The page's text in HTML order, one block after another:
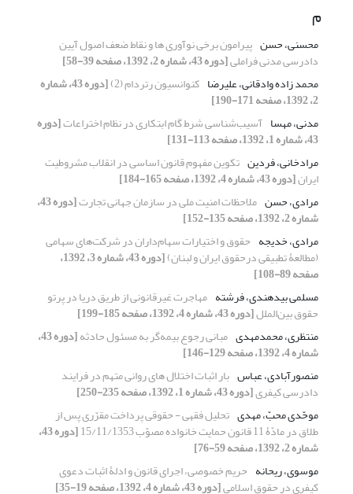
م
محسنی، حسن پیرامون برخی نوآوری ها و نقاط ضعف اصول آیین
دادرسی مدنی فراملی[دوره 43، شماره 2، 1392، صفحه 39-58]
محمد زاده وادقانی، علیرضا کنوانسیون رتردام (2) [دوره 43، شماره
2، 1392، صفحه 171-190]
مدنی، مهسا آسیب‌شناسی شرط گام ابتکاری در نظام اختراعات[دوره
43، شماره 1، 1392، صفحه 113-131]
مرادخانی، فردین تکوین مفهوم قانون اساسی در انقلاب مشروطیت
ایران[دوره 43، شماره 4، 1392، صفحه 165-184]
مرادی، حسن ملاحظات امنیت ملی در سازمان جهانی تجارت [دوره 43،
شماره 2، 1392، صفحه 135-152]
مرادی، خدیجه حقوق و اختیارات سهام‌داران در شرکت‌های سهامی
(مطالعۀ تطبیقی درحقوق ایران و لبنان) [دوره 43، شماره 3، 1392،
صفحه 89-108]
مسلمی بیدهندی، فرشته مهاجرت غیرقانونی از طریق دریا در پرتو
حقوق بین‌الملل[دوره 43، شماره 4، 1392، صفحه 185-199]
منتظری، محمدمهدی مبانی رجوع بیمه‌گر به مسئول حادثه [دوره 43،
شماره 4، 1392، صفحه 129-146]
منصورآبادی، عباس بار اثبات اختلال های روانی متهم در فرایند
دادرسی کیفری[دوره 43، شماره 1، 1392، صفحه 235-250]
موحّدی محبّ، مهدی تحلیل فقهی - حقوقی پرداخت مقرّری پس از
طلاق در مادّۀ 11 قانون حمایت خانواده مصوّب 15/11/1353 [دوره 43،
شماره 2، 1392، صفحه 59-76]
موسوی، ریحانه حریم خصوصی، اجرای قانون و ادلۀ اثبات دعوی
کیفری در حقوق اسلامی[دوره 43، شماره 4، 1392، صفحه 19-35]